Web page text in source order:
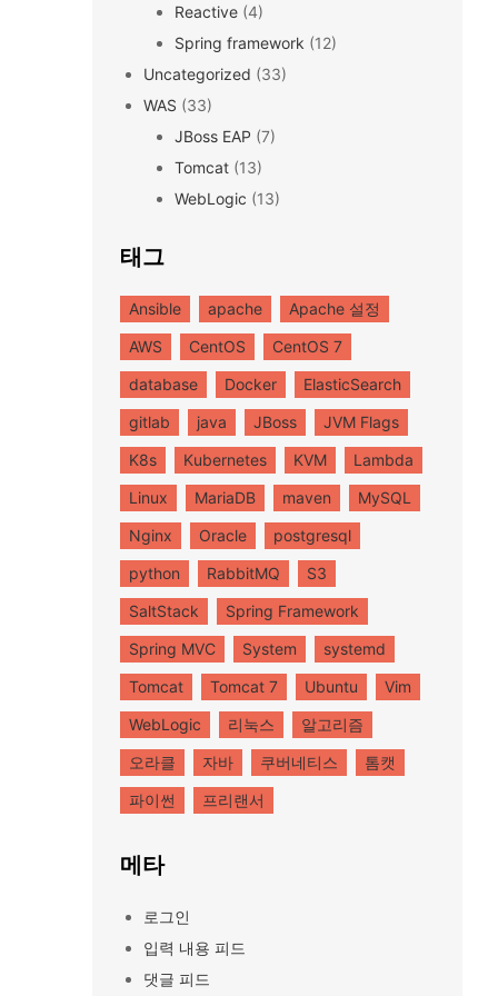
Reactive (4)
Spring framework (12)
Uncategorized (33)
WAS (33)
JBoss EAP (7)
Tomcat (13)
WebLogic (13)
태그
Ansible apache
Apache 설정
AWS
CentOS
CentOS 7
database
Docker
ElasticSearch
gitlab
java JBoss
JVM Flags
K8s
Kubernetes KVM
Lambda
Linux
MariaDB maven
MySQL
Nginx
Oracle
postgresql
python
RabbitMQ
S3
SaltStack
Spring Framework
Spring MVC
System
systemd
Tomcat
Tomcat 7 Ubuntu
Vim
WebLogic
리눅스
알고리즘
오라클
자바 쿠버네티스
톰캣
파이썬
프리랜서
메타
로그인
입력 내용 피드
댓글 피드